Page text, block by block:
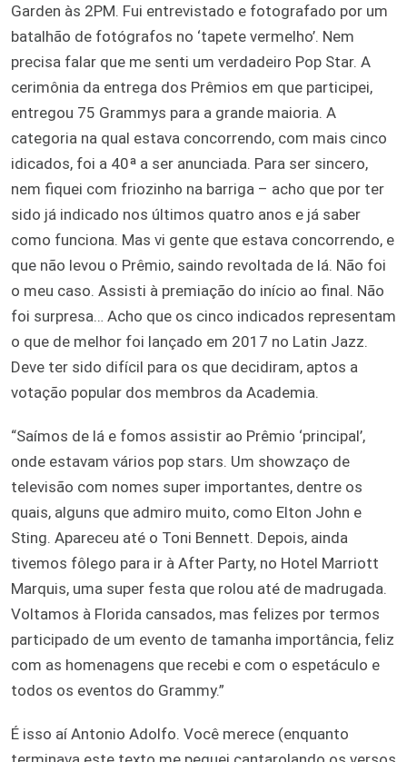
Garden às 2PM. Fui entrevistado e fotografado por um
batalhão de fotógrafos no ‘tapete vermelho’. Nem
precisa falar que me senti um verdadeiro Pop Star. A
cerimônia da entrega dos Prêmios em que participei,
entregou 75 Grammys para a grande maioria. A
categoria na qual estava concorrendo, com mais cinco
idicados, foi a 40ª a ser anunciada. Para ser sincero,
nem fiquei com friozinho na barriga – acho que por ter
sido já indicado nos últimos quatro anos e já saber
como funciona. Mas vi gente que estava concorrendo, e
que não levou o Prêmio, saindo revoltada de lá. Não foi
o meu caso. Assisti à premiação do início ao final. Não
foi surpresa… Acho que os cinco indicados representam
o que de melhor foi lançado em 2017 no Latin Jazz.
Deve ter sido difícil para os que decidiram, aptos a
votação popular dos membros da Academia.
“Saímos de lá e fomos assistir ao Prêmio ‘principal’,
onde estavam vários pop stars. Um showzaço de
televisão com nomes super importantes, dentre os
quais, alguns que admiro muito, como Elton John e
Sting. Apareceu até o Toni Bennett. Depois, ainda
tivemos fôlego para ir à After Party, no Hotel Marriott
Marquis, uma super festa que rolou até de madrugada.
Voltamos à Florida cansados, mas felizes por termos
participado de um evento de tamanha importância, feliz
com as homenagens que recebi e com o espetáculo e
todos os eventos do Grammy.”
É isso aí Antonio Adolfo. Você merece (enquanto